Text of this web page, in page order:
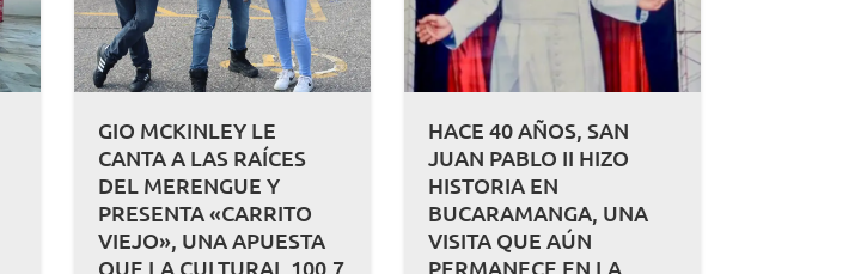
GIO MCKINLEY LE
CANTA A LAS RAÍCES
DEL MERENGUE Y
PRESENTA «CARRITO
VIEJO», UNA APUESTA
QUE LA CULTURAL 100.7
HACE 40 AÑOS, SAN
JUAN PABLO II HIZO
HISTORIA EN
BUCARAMANGA, UNA
VISITA QUE AÚN
PERMANECE EN LA